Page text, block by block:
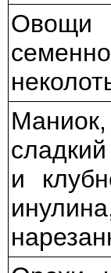
Овощи
и